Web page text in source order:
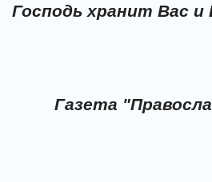
Господь хранит Вас и
Газета